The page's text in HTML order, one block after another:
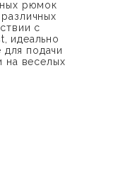
рюмок
с
идеально
подачи
на веселых